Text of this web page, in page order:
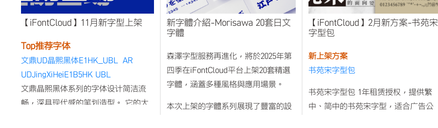
【iFontCloud】11月新字型上架
Top推荐字体
文鼎UD晶熙黑体E1HK_UBL AR
UDJingXiHeiE1B5HK UBL
文鼎晶熙黑体系列的字体设计简洁流
畅，深具现代感的笔划造型。 它的大
新字體介紹-Morisawa 20套日文
字體
森澤字型服務再進化，將於2025年第
四季在iFontCloud平台上架20套精選
字體，涵蓋多種風格與應用場景。
本次上架的字體系列展現了豐富的設
【iFontCloud】2月新方案-书苑宋
字型包
新上架方案
书苑宋字型包
书苑宋字型包 1年租赁授权，提供繁
中、简中的书苑宋字型，适合广告公